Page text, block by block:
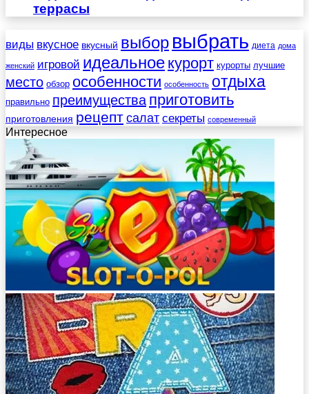
террасы
виды вкусное вкусный выбор выбрать диета дома
женский игровой идеальное курорт курорты лучшие
место обзор особенности особенность отдыха
правильно преимущества приготовить
приготовления рецепт салат секреты современный
Интересное